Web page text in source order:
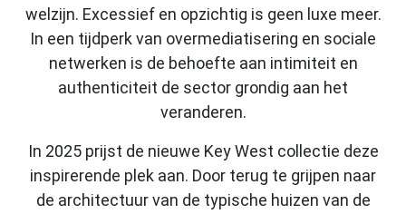
welzijn. Excessief en opzichtig is geen luxe meer.
In een tijdperk van overmediatisering en sociale
netwerken is de behoefte aan intimiteit en
authenticiteit de sector grondig aan het
veranderen.
In 2025 prijst de nieuwe Key West collectie deze
inspirerende plek aan. Door terug te grijpen naar
de architectuur van de typische huizen van de